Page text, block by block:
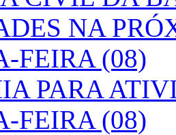
PARA
FEIRA (08)